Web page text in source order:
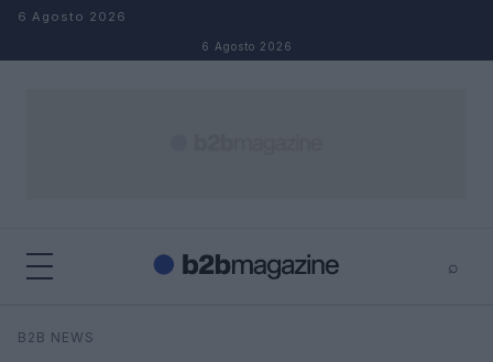
Salta al contenuto
6 Agosto 2026
6 Agosto 2026
⌕
Cerca
B2B NEWS